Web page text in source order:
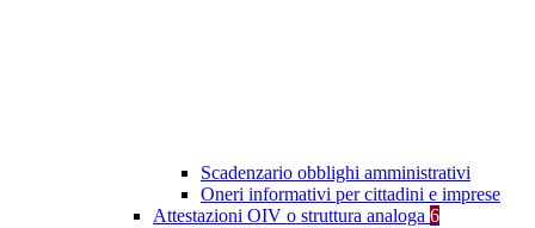
Scadenzario obblighi amministrativi
Oneri informativi per cittadini e imprese
Attestazioni OIV o struttura analoga 6